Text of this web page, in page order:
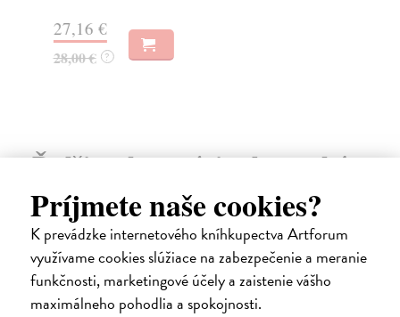
Príjmete naše cookies?
K prevádzke internetového kníhkupectva Artforum
využívame cookies slúžiace na zabezpečenie a meranie
funkčnosti, marketingové účely a zaistenie vášho
maximálneho pohodlia a spokojnosti.
27,16 €
28,00 € ?
Ďalšie z kategórie slovenské a
české dejiny
na sklade